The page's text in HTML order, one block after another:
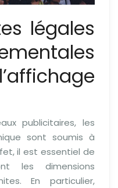
légales
publicitaires, les
sont soumis à
il est essentiel de
les dimensions
En particulier,